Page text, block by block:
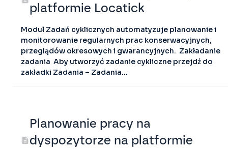
platformie Locatick
Moduł Zadań cyklicznych automatyzuje planowanie i
monitorowanie regularnych prac konserwacyjnych,
przeglądów okresowych i gwarancyjnych. Zakładanie
zadania Aby utworzyć zadanie cykliczne przejdź do
zakładki Zadania – Zadania...
Planowanie pracy na
dyspozytorze na platformie